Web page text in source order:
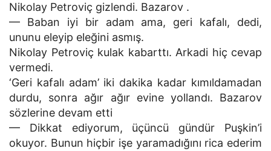
Nikolay Petroviç gizlendi. Bazarov .
— Baban iyi bir adam ama, geri kafalı, dedi,
ununu eleyip eleğini asmış.
Nikolay Petroviç kulak kabarttı. Arkadi hiç cevap
vermedi.
‘Geri kafalı adam’ iki dakika kadar kımıldamadan
durdu, sonra ağır ağır evine yollandı. Bazarov
sözlerine devam etti
— Dikkat ediyorum, üçüncü gündür Puşkin’i
okuyor. Bunun hiçbir işe yaramadığını rica ederim